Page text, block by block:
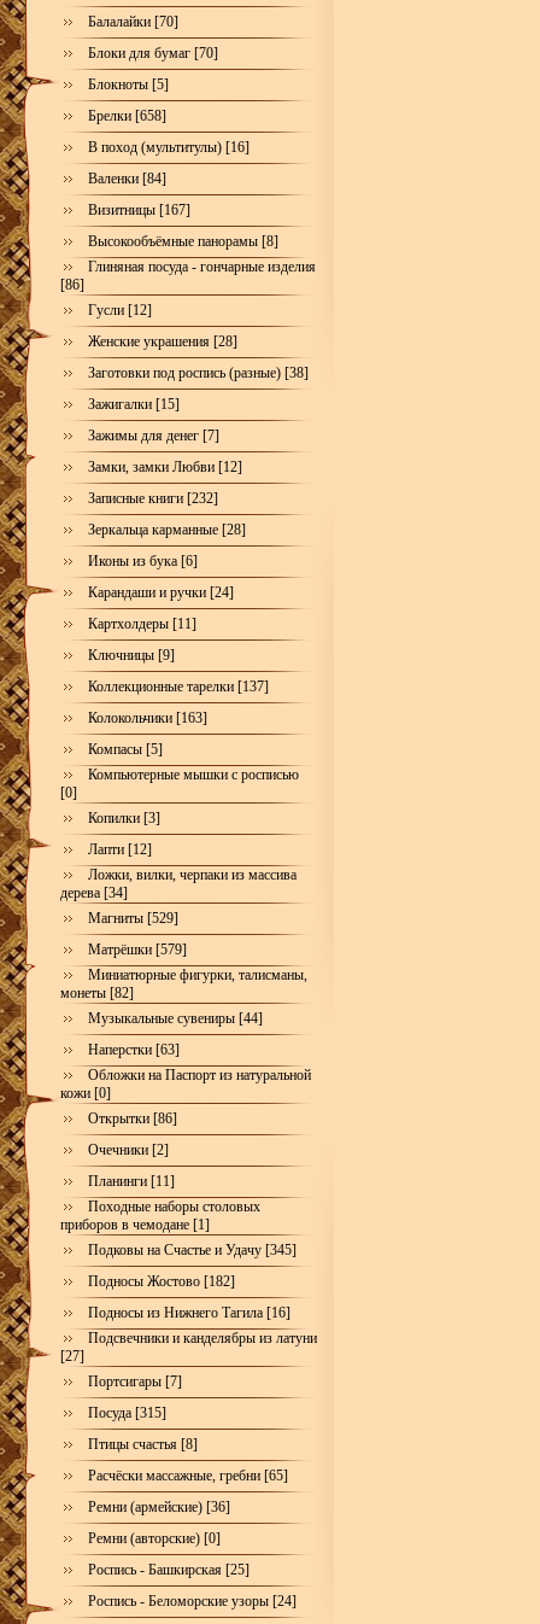
Балалайки [70]
Блоки для бумаг [70]
Блокноты [5]
Брелки [658]
В поход (мультитулы) [16]
Валенки [84]
Визитницы [167]
Высокообъёмные панорамы [8]
Глиняная посуда - гончарные изделия
[86]
Гусли [12]
Женские украшения [28]
Заготовки под роспись (разные) [38]
Зажигалки [15]
Зажимы для денег [7]
Замки, замки Любви [12]
Записные книги [232]
Зеркальца карманные [28]
Иконы из бука [6]
Карандаши и ручки [24]
Картхолдеры [11]
Ключницы [9]
Коллекционные тарелки [137]
Колокольчики [163]
Компасы [5]
Компьютерные мышки с росписью
[0]
Копилки [3]
Лапти [12]
Ложки, вилки, черпаки из массива
дерева [34]
Магниты [529]
Матрёшки [579]
Миниатюрные фигурки, талисманы,
монеты [82]
Музыкальные сувениры [44]
Наперстки [63]
Обложки на Паспорт из натуральной
кожи [0]
Открытки [86]
Очечники [2]
Планинги [11]
Походные наборы столовых
приборов в чемодане [1]
Подковы на Счастье и Удачу [345]
Подносы Жостово [182]
Подносы из Нижнего Тагила [16]
Подсвечники и канделябры из латуни
[27]
Портсигары [7]
Посуда [315]
Птицы счастья [8]
Расчёски массажные, гребни [65]
Ремни (армейские) [36]
Ремни (авторские) [0]
Роспись - Башкирская [25]
Роспись - Беломорские узоры [24]